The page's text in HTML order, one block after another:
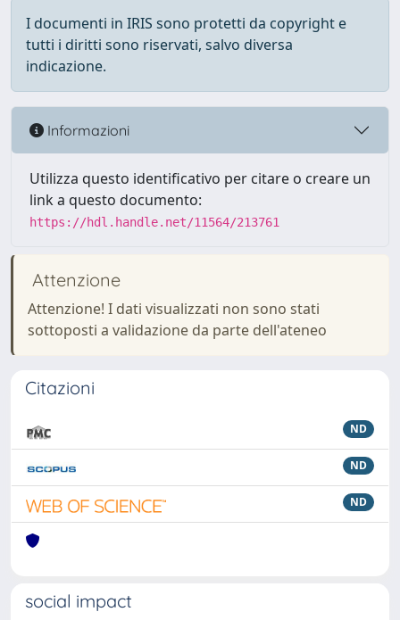
I documenti in IRIS sono protetti da copyright e
tutti i diritti sono riservati, salvo diversa
indicazione.
Informazioni
Utilizza questo identificativo per citare o creare un
link a questo documento:
https://hdl.handle.net/11564/213761
Attenzione
Attenzione! I dati visualizzati non sono stati
sottoposti a validazione da parte dell'ateneo
Citazioni
ND
ND
ND
social impact